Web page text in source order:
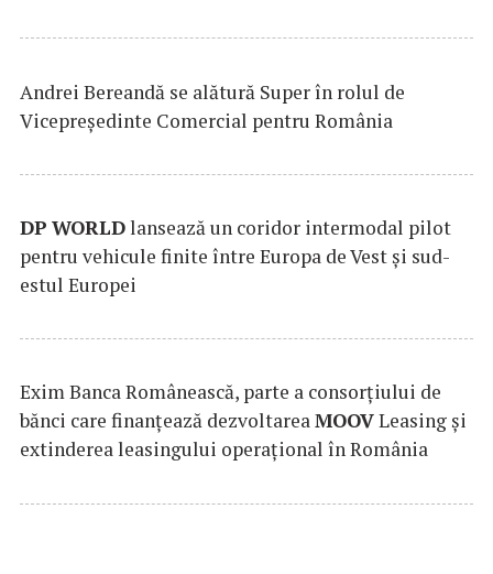
Andrei Bereandă se alătură Super în rolul de
Vicepreședinte Comercial pentru România
DP WORLDlansează un coridor intermodal pilot
pentru vehicule finite între Europa de Vest și sud-
estul Europei
Exim Banca Românească, parte a consorțiului de
bănci care finanțează dezvoltareaMOOVLeasing și
extinderea leasingului operațional în România